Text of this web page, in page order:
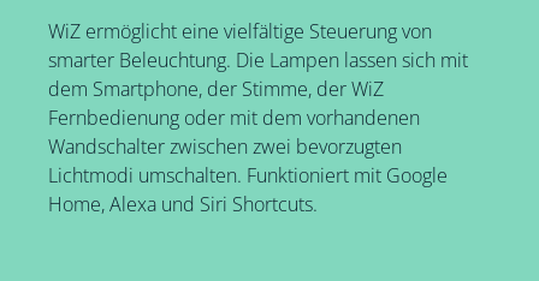
WiZ ermöglicht eine vielfältige Steuerung von
smarter Beleuchtung. Die Lampen lassen sich mit
dem Smartphone, der Stimme, der WiZ
Fernbedienung oder mit dem vorhandenen
Wandschalter zwischen zwei bevorzugten
Lichtmodi umschalten. Funktioniert mit Google
Home, Alexa und Siri Shortcuts.